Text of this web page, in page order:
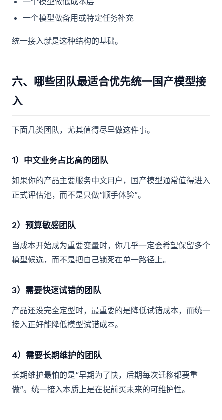
一个模型做备用或特定任务补充
统一接入就是这种结构的基础。
六、哪些团队最适合优先统一国产模型接
入
下面几类团队，尤其值得尽早做这件事。
1）中文业务占比高的团队
如果你的产品主要服务中文用户，国产模型通常值得进入
正式评估池，而不是只做“顺手体验”。
2）预算敏感团队
当成本开始成为重要变量时，你几乎一定会希望保留多个
模型候选，而不是把自己锁死在单一路径上。
3）需要快速试错的团队
产品还没完全定型时，最重要的是降低试错成本，而统一
接入正好能降低模型试错成本。
4）需要长期维护的团队
长期维护最怕的是“早期为了快，后期每次迁移都要重
做”。统一接入本质上是在提前买未来的可维护性。